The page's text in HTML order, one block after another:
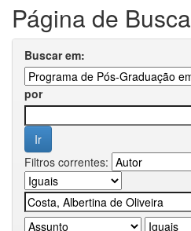
Página de Busca
Buscar em:
por
Filtros correntes: